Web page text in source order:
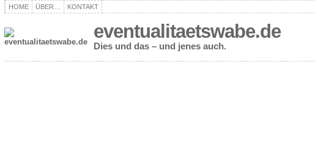
HOME ÜBER… KONTAKT
eventualitaetswabe.de
Dies und das – und jenes auch.